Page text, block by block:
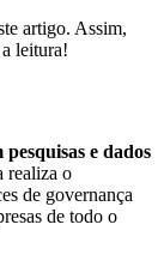
artigo. Assim,
leitura!
e dados
realiza o
de governança
de todo o